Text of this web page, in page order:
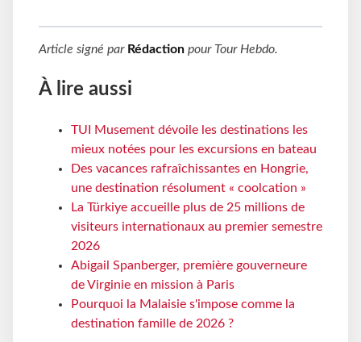
Article signé par Rédaction pour Tour Hebdo.
À lire aussi
TUI Musement dévoile les destinations les
mieux notées pour les excursions en bateau
Des vacances rafraîchissantes en Hongrie,
une destination résolument « coolcation »
La Türkiye accueille plus de 25 millions de
visiteurs internationaux au premier semestre
2026
Abigail Spanberger, première gouverneure
de Virginie en mission à Paris
Pourquoi la Malaisie s'impose comme la
destination famille de 2026 ?